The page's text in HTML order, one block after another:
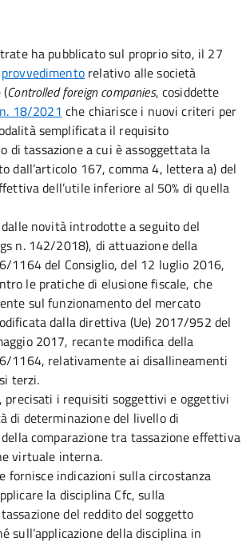
ha pubblicato sul proprio sito, il 27
provvedimentorelativo alle società
Controlled foreign companies, cosiddette
18/2021 che chiarisce i nuovi criteri per
semplificata il requisito
di tassazione a cui è assoggettata la
dall’articolo 167, comma 4, lettera a) del
dell’utile inferiore al 50% di quella
novità introdotte a seguito del
n. 142/2018), di attuazione della
1164 del Consiglio, del 12 luglio 2016,
le pratiche di elusione fiscale, che
sul funzionamento del mercato
dalla direttiva (Ue) 2017/952 del
2017, recante modifica della
1164, relativamente ai disallineamenti
terzi.
precisati i requisiti soggettivi e oggettivi
di determinazione del livello di
comparazione tra tassazione effettiva
virtuale interna.
fornisce indicazioni sulla circostanza
la disciplina Cfc, sulla
del reddito del soggetto
sull’applicazione della disciplina in